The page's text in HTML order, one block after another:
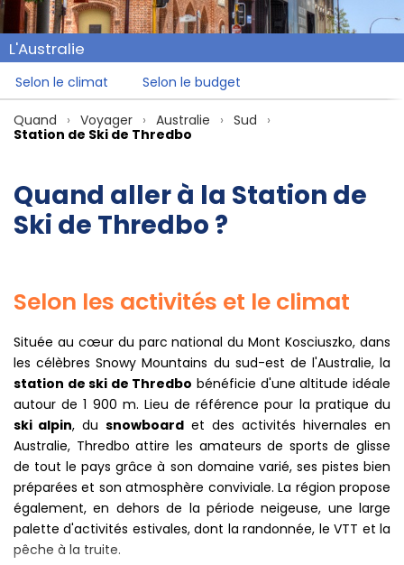
L'Australie
Selon le climat Selon le budget
Quand Voyager Australie
Sud
Station de Ski de Thredbo
Quand aller à la Station de
Ski de Thredbo ?
Selon les activités et le climat
Située au cœur du parc national du Mont Kosciuszko, dans
les célèbres Snowy Mountains du sud-est de l'Australie, la
station de ski de Thredbo bénéficie d'une altitude idéale
autour de 1 900 m. Lieu de référence pour la pratique du
ski alpin, du snowboard et des activités hivernales en
Australie, Thredbo attire les amateurs de sports de glisse
de tout le pays grâce à son domaine varié, ses pistes bien
préparées et son atmosphère conviviale. La région propose
également, en dehors de la période neigeuse, une large
palette d'activités estivales, dont la randonnée, le VTT et la
pêche à la truite.